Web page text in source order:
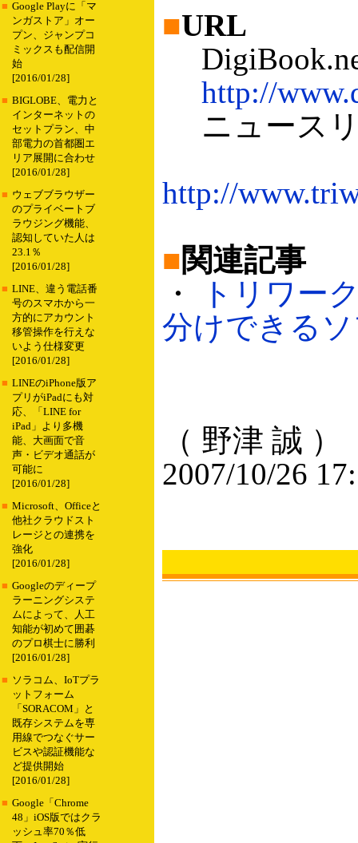
■ Google Playに「マ
ンガストア」オー
プン、ジャンプコ
ミックスも配信開
始
[2016/01/28]
■ BIGLOBE、電力と
インターネットの
セットプラン、中
部電力の首都圏エ
リア展開に合わせ
[2016/01/28]
■ ウェブブラウザー
のプライベートブ
ラウジング機能、
認知していた人は
23.1％
[2016/01/28]
■ LINE、違う電話番
号のスマホから一
方的にアカウント
移管操作を行えな
いよう仕様変更
[2016/01/28]
■ LINEのiPhone版ア
プリがiPadにも対
応、「LINE for
iPad」より多機
能、大画面で音
声・ビデオ通話が
可能に
[2016/01/28]
■ Microsoft、Officeと
他社クラウドスト
レージとの連携を
強化
[2016/01/28]
■ Googleのディープ
ラーニングシステ
ムによって、人工
知能が初めて囲碁
のプロ棋士に勝利
[2016/01/28]
■ ソラコム、IoTプラ
ットフォーム
「SORACOM」と
既存システムを専
用線でつなぐサー
ビスや認証機能な
ど提供開始
[2016/01/28]
■ Google「Chrome
48」iOS版ではクラ
ッシュ率70％低
■URL
http://
ニュース
http://
■関連記事
・
トリワー
分けできるソ
（ 野津 誠 ）
2007/10/26